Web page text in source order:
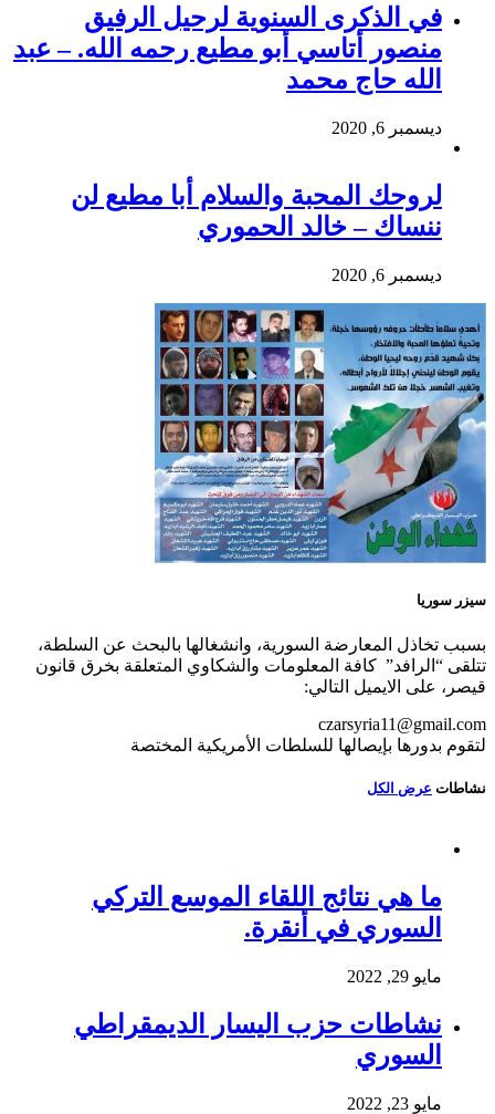
في الذكرى السنوية لرحيل الرفيق
منصور أتاسي أبو مطيع رحمه الله. – عبد
الله حاج محمد
ديسمبر 6, 2020
لروحك المحبة والسلام أبا مطيع لن
ننساك – خالد الحموري
ديسمبر 6, 2020
سيزر سوريا
بسبب تخاذل المعارضة السورية، وانشغالها بالبحث عن السلطة،
تتلقى “الرافد” كافة المعلومات والشكاوي المتعلقة بخرق قانون
قيصر، على الايميل التالي:
czarsyria11@gmail.com
لتقوم بدورها بإيصالها للسلطات الأمريكية المختصة
نشاطات عرض الكل
ما هي نتائج اللقاء الموسع التركي
السوري في أنقرة.
مايو 29, 2022
نشاطات حزب اليسار الديمقراطي
السوري
مايو 23, 2022